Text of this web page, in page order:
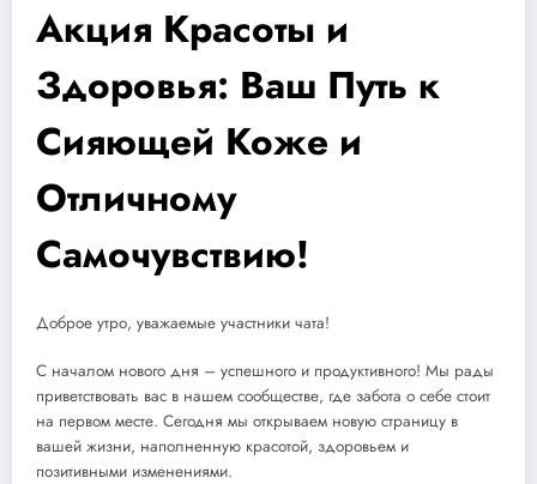
Акция Красоты и
Здоровья: Ваш Путь к
Сияющей Коже и
Отличному
Самочувствию!
Доброе утро, уважаемые участники чата!
С началом нового дня – успешного и продуктивного! Мы рады
приветствовать вас в нашем сообществе, где забота о себе стоит
на первом месте. Сегодня мы открываем новую страницу в
вашей жизни, наполненную красотой, здоровьем и
позитивными изменениями.